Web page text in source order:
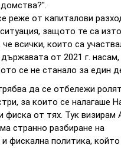
реже от капиталови
защото те са
всички, които са
от 2021 г. насам,
се не станало за един
да се отбележи
за които се налагаше
фиска от тях. Тук визирам
странно разбиране на
фискална политика,